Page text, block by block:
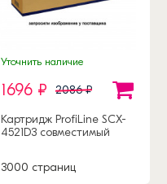
Уточнить наличие
1696 ₽ 2086 ₽
Картридж ProfiLine SCX-
4521D3 совместимый
3000 страниц